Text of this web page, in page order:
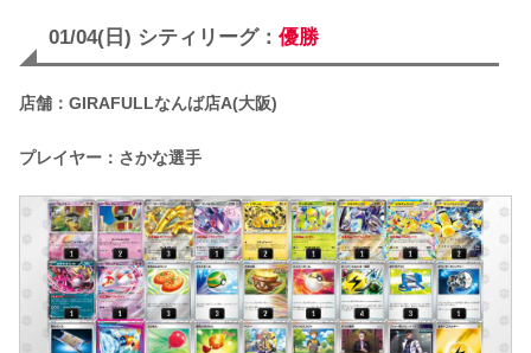
01/04(日) シティリーグ： 優勝
店舗：GIRAFULLなんば店A(大阪)
プレイヤー：さかな選手